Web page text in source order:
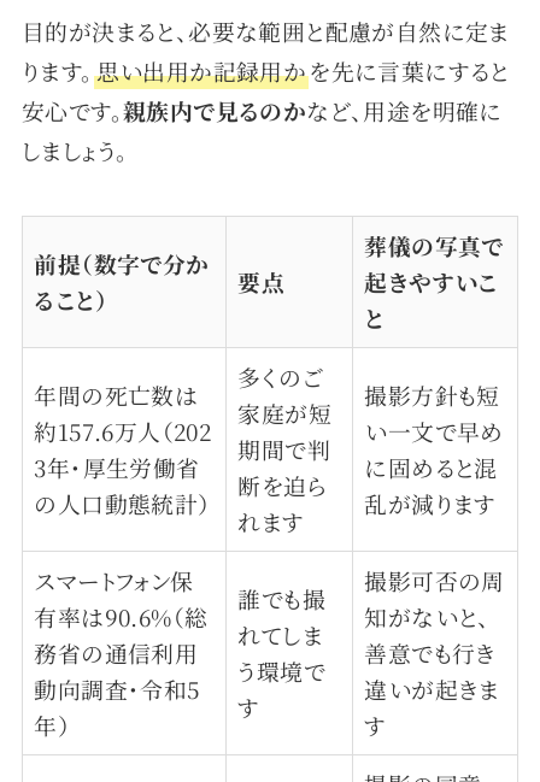
目的が決まると、必要な範囲と配慮が自然に定ま
ります。 思い出用か記録用かを先に言葉にすると
安心です。親族内で見るのかなど、用途を明確に
しましょう。
前提（数字で分か
ること）
要点
葬儀の写真で
起きやすいこ
と
年間の死亡数は
約157.6万人（202
3年・厚生労働省
の人口動態統計）
多くのご
家庭が短
期間で判
断を迫ら
れます
撮影方針も短
い一文で早め
に固めると混
乱が減ります
スマートフォン保
有率は90.6%（総
務省の通信利用
動向調査・令和5
年）
誰でも撮
れてしま
う環境で
す
撮影可否の周
知がないと、
善意でも行き
違いが起きま
す